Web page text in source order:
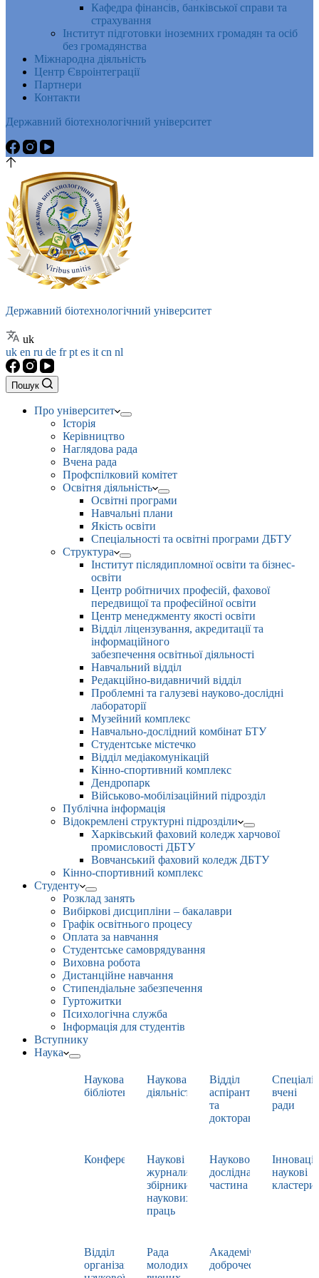
Кафедра фінансів, банківської справи та
страхування
Інститут підготовки іноземних громадян та осіб
без громадянства
Міжнародна діяльність
Центр Євроінтеграції
Партнери
Контакти
Державний біотехнологічний університет
Державний біотехнологічний університет
uk
uk en ru de frpt es it cn nl
Пошук
Про університет
Історія
Керівництво
Наглядова рада
Вчена рада
Профспілковий комітет
Освітня діяльність
Освітні програми
Навчальні плани
Якість освіти
Спеціальності та освітні програми ДБТУ
Структура
Інститут післядипломної освіти та бізнес-
освіти
Центр робітничих професій, фахової
передвищої та професійної освіти
Центр менеджменту якості освіти
Відділ ліцензування, акредитації та
інформаційного
забезпечення освітньої діяльності
Навчальний відділ
Редакційно-видавничий відділ
Проблемні та галузеві науково-дослідні
лабораторії
Музейний комплекс
Навчально-дослідний комбінат БТУ
Студентське містечко
Відділ медіакомунікацій
Кінно-спортивний комплекс
Дендропарк
Військово-мобілізаційний підрозділ
Публічна інформація
Відокремлені структурні підрозділи
Харківський фаховий коледж харчової
промисловості ДБТУ
Вовчанський фаховий коледж ДБТУ
Кінно-спортивний комплекс
Студенту
Розклад занять
Вибіркові дисципліни – бакалаври
Графік освітнього процесу
Оплата за навчання
Студентське самоврядування
Виховна робота
Дистанційне навчання
Стипендіальне забезпечення
Гуртожитки
Психологічна служба
Інформація для студентів
Вступнику
Наука
Наукова
бібліотека
Наукова
діяльність
Відділ
аспірантури
та
докторантури
вчені
ради
Конференції
Наукові
журнали,
збірники
наукових
праць
Науково-
дослідна
частина
наукові
кластери
Відділ
організації
Рада
молодих
Академічна
доброчесність